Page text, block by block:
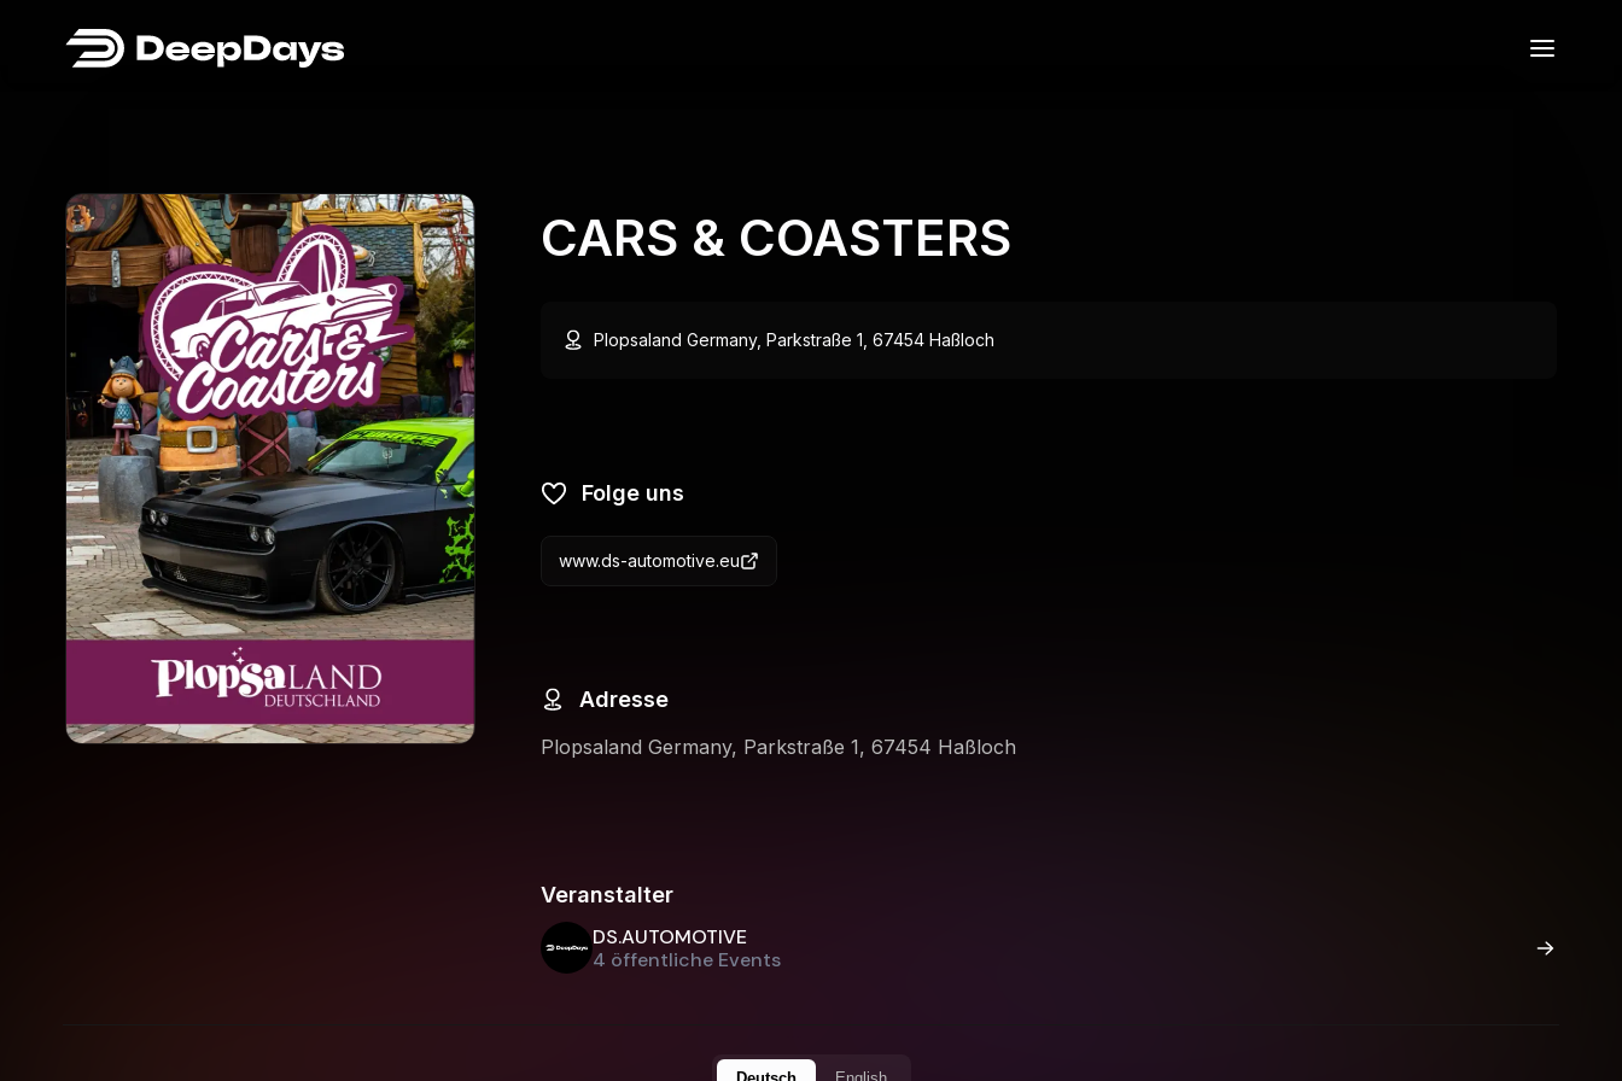
CARS & COASTERS
Plopsaland Germany, Parkstraße 1, 67454 Haßloch
Folge uns
www.ds-automotive.eu
Adresse
Plopsaland Germany, Parkstraße 1, 67454 Haßloch
Veranstalter
DS.AUTOMOTIVE
4 öffentliche Events